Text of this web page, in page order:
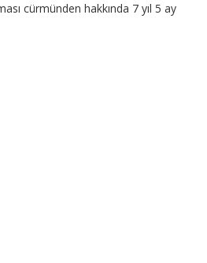
cürmünden hakkında 7 yıl 5 ay